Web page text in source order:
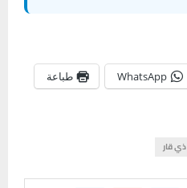
WhatsApp طباعة
ذي قار